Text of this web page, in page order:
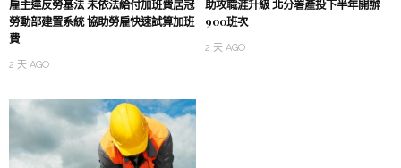
雇主違反勞基法 未依法給付加班費居冠
勞動部建置系統 協助勞雇快速試算加班
費
2 天 AGO
助攻職涯升級 北分署產投下半年開辦
900班次
2 天 AGO